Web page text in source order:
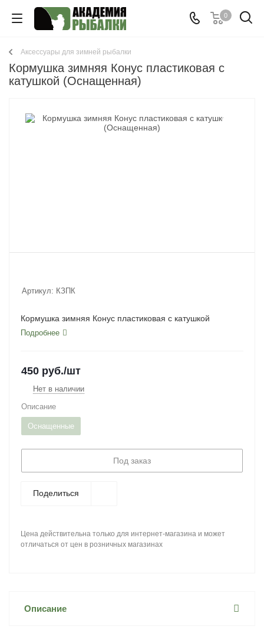
0
Аксессуары для зимней рыбалки
Кормушка зимняя Конус пластиковая с
катушкой (Оснащенная)
Артикул: КЗПК
Кормушка зимняя Конус пластиковая с катушкой
Подробнее
450 руб./шт
Нет в наличии
Описание
Оснащенные
Под заказ
Поделиться
Цена действительна только для интернет-магазина и может
отличаться от цен в розничных магазинах
Описание